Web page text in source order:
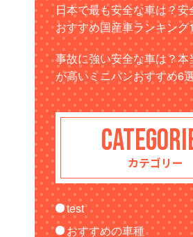
日本で最も安全な車は？安
おすすめ国産車ランキング
事故に強い安全な車は？本
が高いミニバンおすすめ6
カテゴリー
test
おすすめの車種